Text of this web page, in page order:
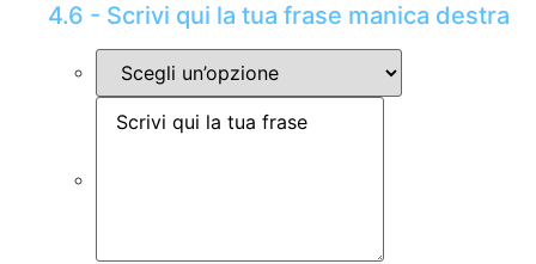
4.6 - Scrivi qui la tua frase manica destra